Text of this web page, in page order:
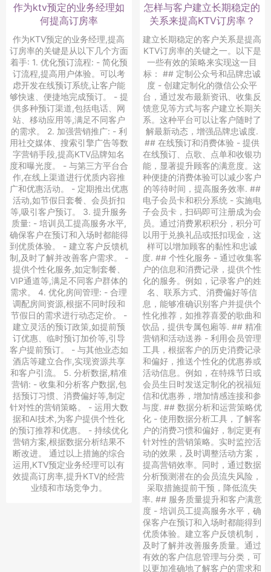
作为ktv预定的业务经理如
何提高订房率
作为KTV预定的业务经理,提高
订房率的关键是从以下几个方面
着手: 1. 优化预订流程: - 简化预
订流程,提高用户体验。可以考
虑开发在线预订系统,让客户能
够快速、便捷地完成预订。 - 提
供多种预订渠道,包括电话、网
站、移动应用等,满足不同客户
的需求。 2. 加强营销推广: - 利
用社交媒体、搜索引擎广告等数
字营销手段,提高KTV品牌知名
度和曝光度。 - 与第三方平台合
作,在线上渠道进行优质内容推
广和优惠活动。 - 定期推出优惠
活动,如节假日套餐、会员折扣
等,吸引客户预订。 3. 提升服务
质量: - 培训员工提高服务水平,
确保客户在预订和入场时都能得
到优质体验。 - 建立客户反馈机
制,及时了解并改善客户需求。 -
提供个性化服务,如定制套餐、
VIP通道等,满足不同客户群体的
需求。 4. 优化房间管理: - 合理
调配房间资源,根据不同时段和
节假日的需求进行动态定价。 -
建立灵活的预订政策,如提前预
订优惠、临时预订加价等,引导
客户提前预订。 - 与其他业态如
酒店等建立合作,实现资源共享
和客户引流。 5. 分析数据,精准
营销: - 收集和分析客户数据,包
括预订习惯、消费偏好等,制定
针对性的营销策略。 - 运用大数
据和AI技术,为客户提供个性化
的预订推荐和优惠。 - 持续优化
营销方案,根据数据分析结果不
断改进。 通过以上措施的综合
运用,KTV预定业务经理可以有
效提高订房率,提升KTV的经营
业绩和市场竞争力。
怎样与客户建立长期稳定的
关系来提高KTV订房率？
建立长期稳定的客户关系是提高
KTV订房率的关键之一。以下是
一些有效的策略来实现这一目
标： ## 定制公众号和品牌忠诚
度 - 创建定制化的微信公众平
台，通过发布最新资讯、收集反
馈意见等方式与客户建立长期关
系。这种平台可以让客户随时了
解最新动态，增强品牌忠诚度.
## 在线预订和消费体验 - 提供
在线预订、点歌、点单和收银功
能，显著提升顾客的满意度。这
种便捷的消费体验可以减少客户
的等待时间，提高服务效率. ##
电子会员卡和积分系统 - 实施电
子会员卡，扫码即可注册成为会
员。通过消费累积积分，积分可
以用于兑换礼品或抵扣现金，这
样可以增加顾客的黏性和忠诚
度. ## 个性化服务 - 通过收集客
户的信息和消费记录，提供个性
化的服务。例如，记录客户的姓
名、联系方式、消费偏好等信
息，能够准确识别客户并提供个
性化推荐，如推荐喜爱的歌曲和
饮品，提供专属包廂等. ## 精准
营销和活动送券 - 利用会员管理
工具，根据客户的历史消费记录
和偏好，推送个性化的优惠券或
活动信息。例如，在特殊节日或
会员生日时发送定制化的祝福短
信和优惠券，增加情感连接和参
与度. ## 数据分析和运营策略优
化 - 使用数据分析工具，了解客
户的消费习惯和偏好，制定更有
针对性的营销策略。实时监控活
动的效果，及时调整活动方案，
提高营销效率。同时，通过数据
分析预测潜在的会员流失风险，
采取措施提前干预，降低流失
率. ## 服务质量提升和客户满意
度 - 培训员工提高服务水平，确
保客户在预订和入场时都能得到
优质体验。建立客户反馈机制，
及时了解并改善服务质量。通过
有效的客户信息管理与分类，可
以更加准确地了解客户的需求和